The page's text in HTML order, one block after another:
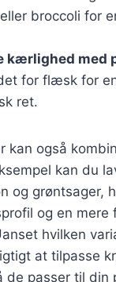
broccoli for
kærlighed med
for flæsk for
ret.
kan også
kan du
og grøntsager,
og en mere
hvilken
at tilpasse
de passer til din